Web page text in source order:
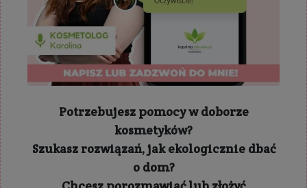
Potrzebujesz pomocy w doborze
kosmetyków?
Szukasz rozwiązań, jak ekologicznie dbać
o dom?